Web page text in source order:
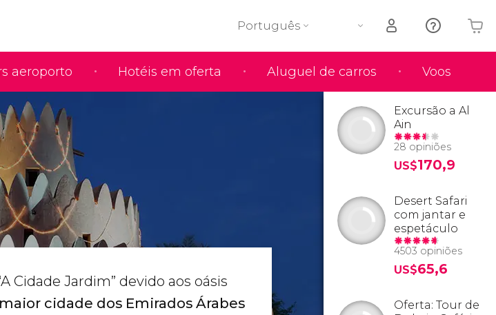
aeroporto Hotéis em oferta Aluguel de carros Voos
Português
O seu carrinho está vazio
Cidade Jardim” devido aos oásis
cidade dos Emirados Árabes
Excursão a Al
Ain
28 opiniões
US$170,9
Desert Safari
com jantar e
espetáculo
4503 opiniões
US$65,6
Oferta: Tour de